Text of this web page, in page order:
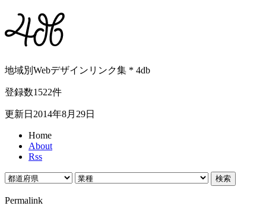
地域別Webデザインリンク集 * 4db
登録数1522件
更新日2014年8月29日
Home
About
Rss
Permalink